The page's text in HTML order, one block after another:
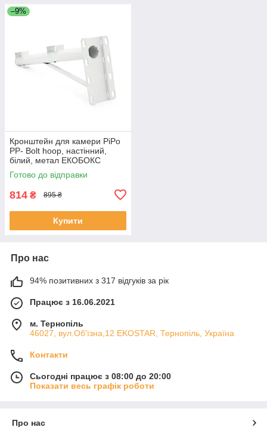
–9%
Кронштейн для камери PiPo
PP- Bolt hoop, настінний,
білий, метал ЕКОБОКС
Готово до відправки
814 ₴ 895 ₴
Купити
Про нас
94% позитивних з 317 відгуків за рік
Працює з 16.06.2021
м. Тернопіль
46027, вул.Об'їзна,12 EKOSTAR, Тернопіль, Україна
Контакти
Сьогодні працює з 08:00 до 20:00
Показати весь графік роботи
Про нас